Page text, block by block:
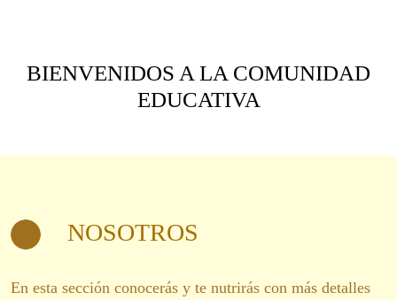
BIENVENIDOS A LA COMUNIDAD
EDUCATIVA
NOSOTROS
En esta sección conocerás y te nutrirás con más detalles